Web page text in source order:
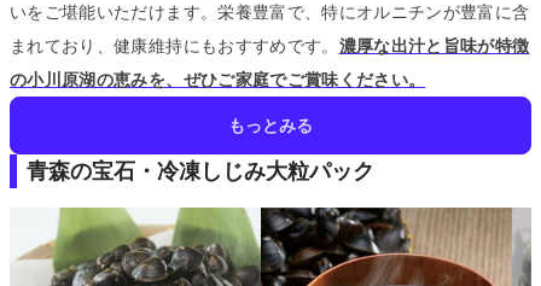
いをご堪能いただけます。栄養豊富で、特にオルニチンが豊富に含
まれており、健康維持にもおすすめです。 濃厚な出汁と旨味が特徴
の小川原湖の恵みを、ぜひご家庭でご賞味ください。
もっとみる
青森の宝石・冷凍しじみ大粒パック